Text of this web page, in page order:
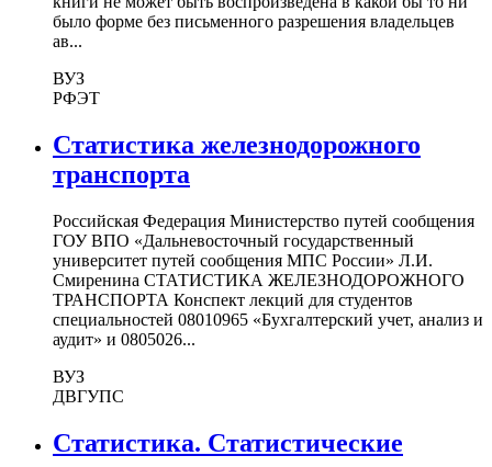
было форме без письменного разрешения владельцев
ав...
ВУЗ
РФЭТ
Статистика железнодорожного
транспорта
Российская Федерация Министерство путей сообщения
ГОУ ВПО «Дальневосточный государственный
университет путей сообщения МПС России» Л.И.
Смиренина СТАТИСТИКА ЖЕЛЕЗНОДОРОЖНОГО
ТРАНСПОРТА Конспект лекций для студентов
специальностей 08010965 «Бухгалтерский учет, анализ и
аудит» и 0805026...
ВУЗ
ДВГУПС
Статистика. Статистические